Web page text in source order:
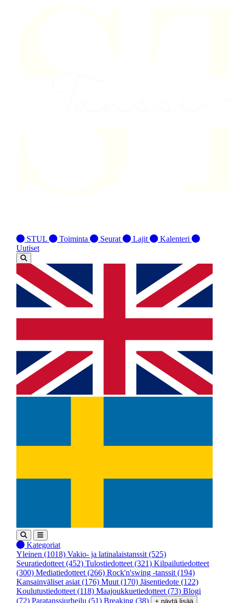
STUL Toiminta Seurat Lajit
Kalenteri
Uutiset
Kategoriat
Yleinen (1018) Vakio- ja latinalaistanssit (525)
Seuratiedotteet (452) Tulostiedotteet (321) Kilpailutiedotteet
(300) Mediatiedotteet (266) Rock'n'swing -tanssit (194)
Kansainväliset asiat (176) Muut (170) Jäsentiedote (122)
Koulutustiedotteet (118) Maajoukkuetiedotteet (73) Blogi
(72) Paratanssiurheilu (51) Breaking (38) + näytä lisää